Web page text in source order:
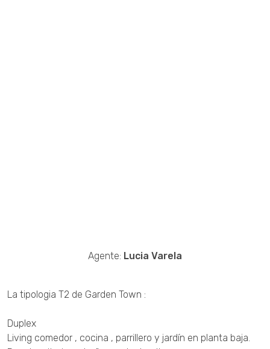
Agente: Lucia Varela
La tipologia T2 de Garden Town :
Duplex
Living comedor , cocina , parrillero y jardín en planta baja.